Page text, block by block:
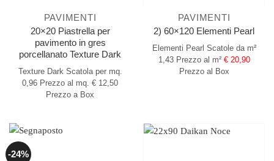
PAVIMENTI
20×20 Piastrella per
pavimento in gres
porcellanato Texture Dark
Texture Dark Scatola per mq.
0,96 Prezzo al mq. € 12,50
Prezzo a Box
PAVIMENTI
2) 60×120 Elementi Pearl
Elementi Pearl Scatole da m²
1,43 Prezzo al m² € 20,90
Prezzo al Box
-24%